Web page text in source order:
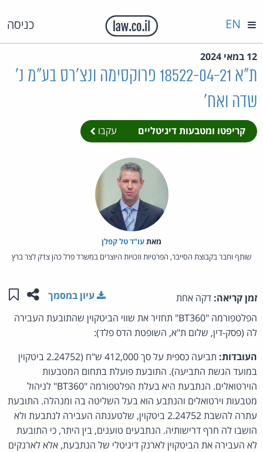
כניסה EN
12 במאי 2024
ת"א 18522-04-21 פרוקסימה ונצ'רס בע"מ נ'
שדה ואח'
קריפטו ומטבעות דיגיטליים עקבו
מאת‏עו"ד טל קפלן
שותף וחבר בקבוצת הסייבר, הפרטיות וזכויות היוצרים במשרד פרל כהן צדק לצר ברץ
זמן קריאה: דקה אחת שתפו
עיון במסמך
הפלטפורמה "BT360" תחזיר את שווי הביטקוין שהתובעת העבירה
לה (פסק-דין, שלום ת"א, השופטת הדס פלד):
העובדות:
תביעה כספית על סך 412,000 ש"ח (2.24752 ביטקוין
במועד הגשת התביעה). התובעת פועלת בתחום המטבעות
הוירטואלים. הנתבעת היא בעלת הפלטפורמה "BT360" לניהול
מטבעות וירטואלים והנתבע הוא בעל השליטה בה ומנהלה. התובעת
עתרה להשבת 2.24752 ביטקוין, שלטענתה העבירה לנתבעת ולא
הושבו לה חרף דרישותיה. הנתבעים טוענים, בין היתר, כי התובעת
לא העבירה את הביטקוין לארנק דיגיטלי של הנתבעת, אלא לארנקים